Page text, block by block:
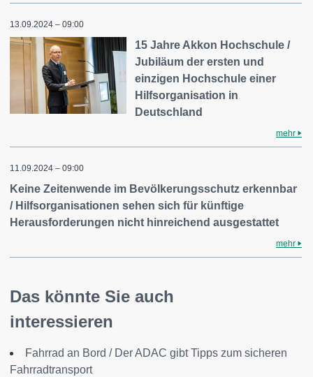
13.09.2024 – 09:00
15 Jahre Akkon Hochschule /
Jubiläum der ersten und
einzigen Hochschule einer
Hilfsorganisation in
Deutschland
mehr
11.09.2024 – 09:00
Keine Zeitenwende im Bevölkerungsschutz erkennbar
/ Hilfsorganisationen sehen sich für künftige
Herausforderungen nicht hinreichend ausgestattet
mehr
Das könnte Sie auch
interessieren
Fahrrad an Bord / Der ADAC gibt Tipps zum sicheren
Fahrradtransport